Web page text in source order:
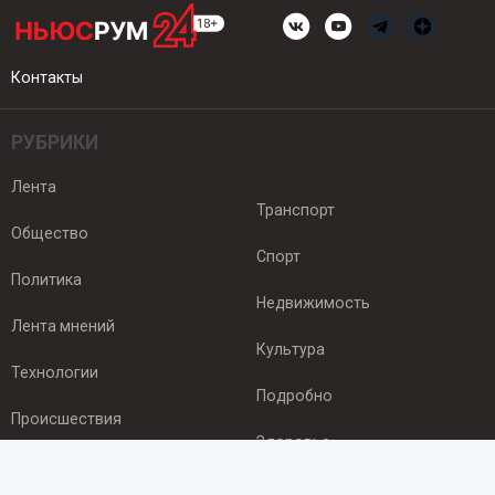
Контакты
РУБРИКИ
Лента
Общество
Политика
Лента мнений
Технологии
Происшествия
Транспорт
Спорт
Недвижимость
Культура
Подробно
Здоровье